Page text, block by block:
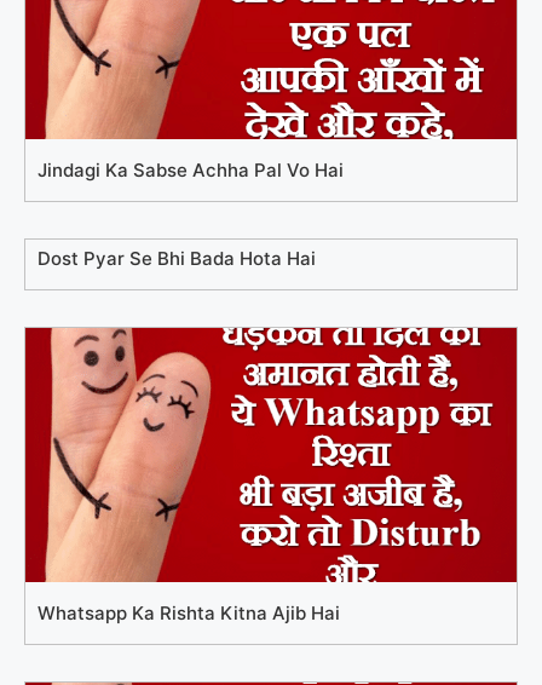
Jindagi Ka Sabse Achha Pal Vo Hai
Dost Pyar Se Bhi Bada Hota Hai
Whatsapp Ka Rishta Kitna Ajib Hai